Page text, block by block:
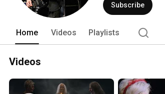
Subscribe
Home Videos Playlists
Videos